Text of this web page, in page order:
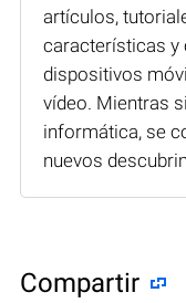
artículos,
características y
dispositivos
vídeo. Mientras
informática, se
nuevos
Compartir